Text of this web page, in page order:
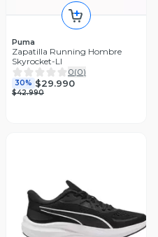
Puma
Zapatilla Running Hombre
Skyrocket-LI
0(0)
30% $29.990
$42.990